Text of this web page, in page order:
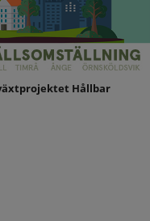
Hållbar